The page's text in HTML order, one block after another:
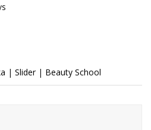
| Slider| Beauty School